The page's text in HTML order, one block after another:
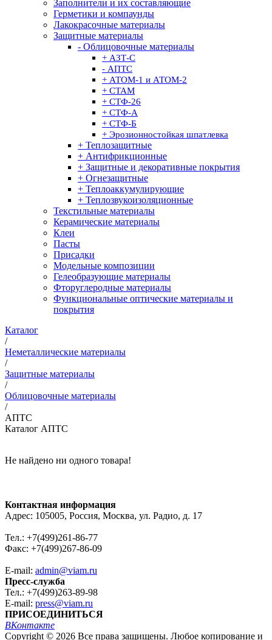
Заполнители и их составляющие
Герметики и компаунды
Лакокрасочные материалы
Защитные материалы
- Облицовочные материалы
+ АЗТ-С
- АПТС
+ АТОМ-1 и АТОМ-2
+ СТАМ
+ СТФ-26
+ СТФ-А
+ СТФ-Б
+ Эрозионностойкая шпатлевка
+ Теплозащитные
+ Антифрикционные
+ Защитные и декоративные покрытия
+ Огнезащитные
+ Теплоаккумулирующие
+ Теплозвукоизоляционные
Текстильные материалы
Керамические материалы
Клеи
Пасты
Присадки
Модельные композиции
Гелеобразующие материалы
Фторуглеродные материалы
Функциональные оптические материалы и
покрытия
Каталог
/
Неметаллические материалы
/
Защитные материалы
/
Облицовочные материалы
/
АПТС
Каталог АПТС
Не найдено ни одного товара!
Контактная информация
Адрес: 105005, Россия, Москва, ул. Радио, д. 17
Тел.: +7(499)261-86-77
Факс: +7(499)267-86-09
E-mail: admin@viam.ru
Пресс-служба
Тел.: +7(499)263-89-98
E-mail: press@viam.ru
ПРИСОЕДИНИТЬСЯ
ВКонтакте
Copyright © 2026 Все права защищены. Любое копирование и